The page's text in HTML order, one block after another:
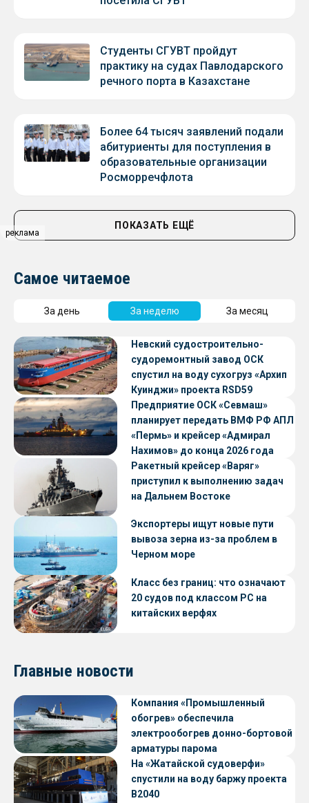
реклама
Студенты СГУВТ пройдут
практику на судах Павлодарского
речного порта в Казахстане
Более 64 тысяч заявлений подали
абитуриенты для поступления в
образовательные организации
Росморречфлота
ПОКАЗАТЬ ЕЩЁ
Самое читаемое
За день За неделю За месяц
Невский судостроительно-
судоремонтный завод ОСК
спустил на воду сухогруз «Архип
Куинджи» проекта RSD59
Предприятие ОСК «Севмаш»
планирует передать ВМФ РФ АПЛ
«Пермь» и крейсер «Адмирал
Нахимов» до конца 2026 года
Ракетный крейсер «Варяг»
приступил к выполнению задач
на Дальнем Востоке
Экспортеры ищут новые пути
вывоза зерна из-за проблем в
Черном море
Класс без границ: что означают
20 судов под классом РС на
китайских верфях
Главные новости
Компания «Промышленный
обогрев» обеспечила
электрообогрев донно-бортовой
арматуры парома
«Петропавловск» проекта CNF22
На «Жатайской судоверфи»
спустили на воду баржу проекта
В2040